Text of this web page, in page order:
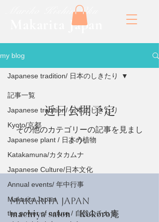
​Makarita Japan
​Mariko Kishin Oku
my blog
記事一覧
Japanese tradition/ 日本のしきたり
Kyoto/京都
Japanese plant / 日本の植物
Katakamuna/カタカムナ
Japanese Culture/日本文化
Annual events/ 年中行事
Makarita Japan
the power of nature / 自然のチカラ
Japanese tradition/ 日本のしきたり
近日公開予定
その他のカテゴリーの記事を見まし
ょう。
Makarita Japan
machiya salon Kokoro庵